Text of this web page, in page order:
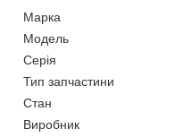
Марка
Модель
Серія
Тип запчастини
Стан
Виробник